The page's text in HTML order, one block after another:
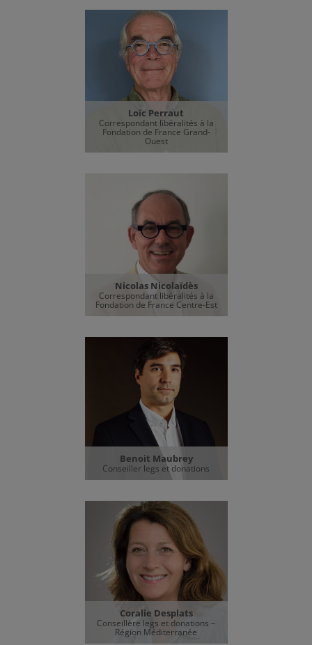
Loïc Perraut
Correspondant libéralités à la
Fondation de France Grand-
Ouest
Nicolas Nicolaïdès
Correspondant libéralités à la
Fondation de France Centre-Est
Benoit Maubrey
Conseiller legs et donations
Coralie Desplats
Conseillère legs et donations –
Région Méditerranée